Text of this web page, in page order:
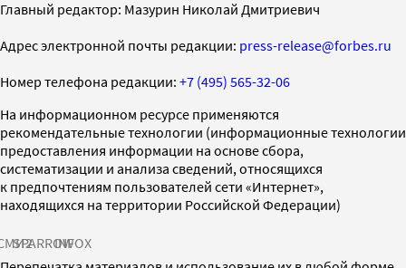
Главный редактор: Мазурин Николай Дмитриевич
Адрес электронной почты редакции: press-release@forbes.ru
Номер телефона редакции: +7 (495) 565-32-06
На информационном ресурсе применяются
рекомендательные технологии (информационные технологии
предоставления информации на основе сбора,
систематизации и анализа сведений, относящихся
к предпочтениям пользователей сети «Интернет»,
находящихся на территории Российской Федерации)
SPARROWINFOX